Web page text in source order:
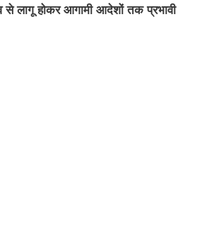
लागू होकर आगामी आदेशों तक प्रभावी